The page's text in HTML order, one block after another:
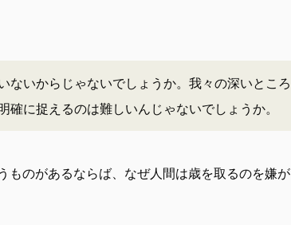
ないからじゃないでしょうか。我々の深いところ
に捉えるのは難しいんじゃないでしょうか。
ものがあるならば、なぜ人間は歳を取るのを嫌が